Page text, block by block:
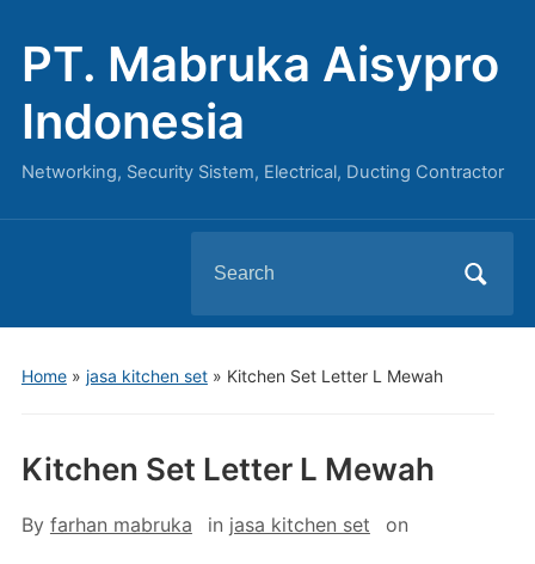
PT. Mabruka Aisypro
Indonesia
Networking, Security Sistem, Electrical, Ducting Contractor
for:
Home» jasa kitchen set» Kitchen Set Letter L Mewah
Kitchen Set Letter L Mewah
By farhan mabruka in jasa kitchen set on